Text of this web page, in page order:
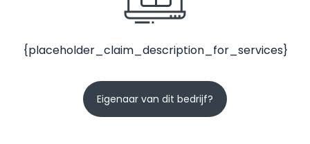
{placeholder_claim_description_for_services}
Eigenaar van dit bedrijf?